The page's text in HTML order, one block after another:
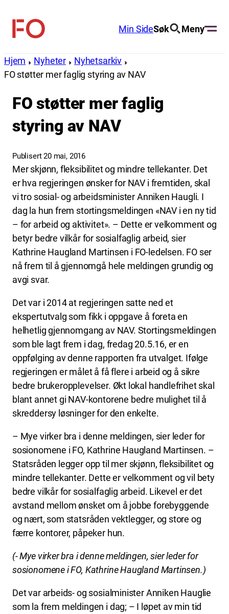
innhold
FO
Min SideSøk Meny
Hjem Nyheter
Nyhetsarkiv
FO støtter mer faglig styring av NAV
FO støtter mer faglig
styring av NAV
Publisert 20 mai, 2016
Mer skjønn, fleksibilitet og mindre tellekanter. Det
er hva regjeringen ønsker for NAV i fremtiden, skal
vi tro sosial- og arbeidsminister Anniken Haugli. I
dag la hun frem stortingsmeldingen «NAV i en ny tid
– for arbeid og aktivitet». – Dette er velkomment og
betyr bedre vilkår for sosialfaglig arbeid, sier
Kathrine Haugland Martinsen i FO-ledelsen. FO ser
nå frem til å gjennomgå hele meldingen grundig og
avgi svar.
Det var i 2014 at regjeringen satte ned et
ekspertutvalg som fikk i oppgave å foreta en
helhetlig gjennomgang av NAV. Stortingsmeldingen
som ble lagt frem i dag, fredag 20.5.16, er en
oppfølging av denne rapporten fra utvalget. Ifølge
regjeringen er målet å få flere i arbeid og å sikre
bedre brukeropplevelser. Økt lokal handlefrihet skal
blant annet gi NAV-kontorene bedre mulighet til å
skreddersy løsninger for den enkelte.
– Mye virker bra i denne meldingen, sier leder for
sosionomene i FO, Kathrine Haugland Martinsen. –
Statsråden legger opp til mer skjønn, fleksibilitet og
mindre tellekanter. Dette er velkomment og vil bety
bedre vilkår for sosialfaglig arbeid. Likevel er det
avstand mellom ønsket om å jobbe forebyggende
og nært, som statsråden vektlegger, og store og
færre kontorer, påpeker hun.
(- Mye virker bra i denne meldingen, sier leder for
sosionomene i FO, Kathrine Haugland Martinsen.)
Det var arbeids- og sosialminister Anniken Hauglie
som la frem meldingen i dag; – I løpet av min tid